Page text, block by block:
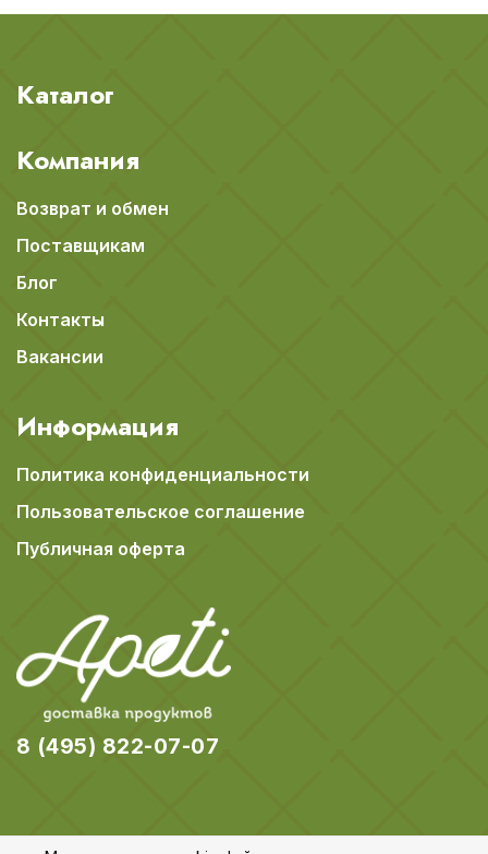
Каталог
Компания
Возврат и обмен
Поставщикам
Блог
Контакты
Вакансии
Информация
Политика конфиденциальности
Пользовательское соглашение
Публичная оферта
8 (495) 822-07-07